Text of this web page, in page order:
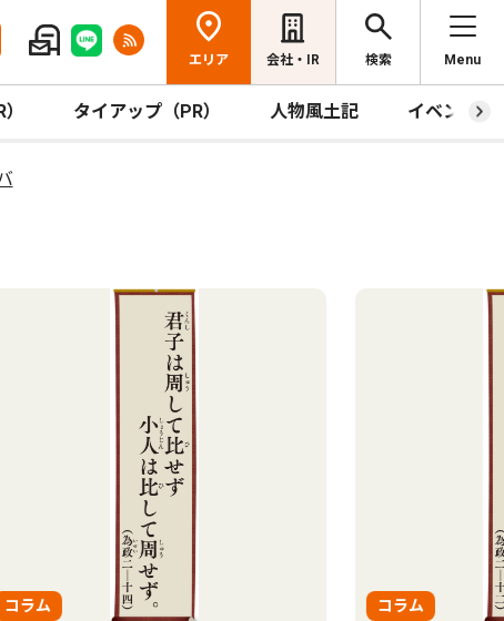
エリア 会社・IR 検索 Menu
タイアップ（PR） 人物風土記 イベント
ラム コラム